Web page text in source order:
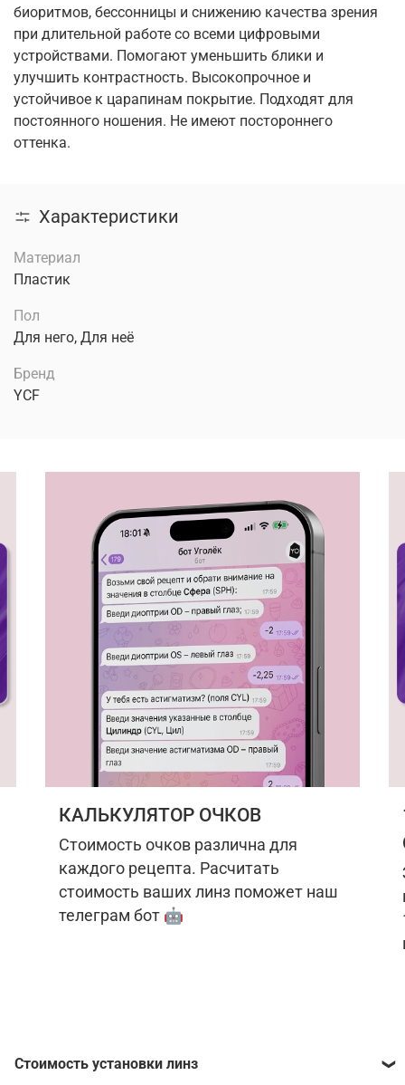
биоритмов, бессонницы и снижению качества зрения
при длительной работе со всеми цифровыми
устройствами. Помогают уменьшить блики и
улучшить контрастность. Высокопрочное и
устойчивое к царапинам покрытие. Подходят для
постоянного ношения. Не имеют постороннего
оттенка.
Характеристики
Материал
Пластик
Пол
Для него, Для неё
Бренд
YCF
КАЛЬКУЛЯТОР ОЧКОВ
Стоимость очков различна для
каждого рецепта. Расчитать
стоимость ваших линз поможет наш
телеграм бот 🤖
Стоимость установки линз